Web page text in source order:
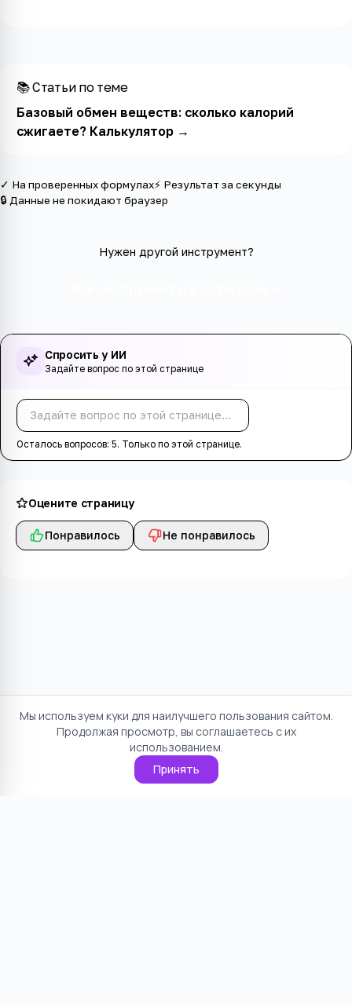
📚 Статьи по теме
Базовый обмен веществ: сколько калорий
сжигаете? Калькулятор→
✓ На проверенных формулах⚡ Результат за секунды
🔒 Данные не покидают браузер
Нужен другой инструмент?
Спросить у ИИ
Задайте вопрос по этой странице
Осталось вопросов: 5. Только по этой странице.
Оцените страницу
Понравилось Не понравилось
Мы используем куки для наилучшего пользования сайтом.
Продолжая просмотр, вы соглашаетесь с их
использованием.
Принять